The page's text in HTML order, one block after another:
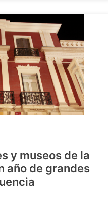
y museos de la
año de grandes